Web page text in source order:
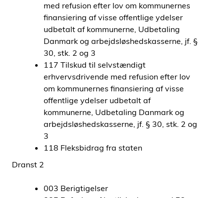
med refusion efter lov om kommunernes
finansiering af visse offentlige ydelser
udbetalt af kommunerne, Udbetaling
Danmark og arbejdsløshedskasserne, jf. §
30, stk. 2 og 3
117 Tilskud til selvstændigt
erhvervsdrivende med refusion efter lov
om kommunernes finansiering af visse
offentlige ydelser udbetalt af
kommunerne, Udbetaling Danmark og
arbejdsløshedskasserne, jf. § 30, stk. 2 og
3
118 Fleksbidrag fra staten
Dranst 2
003 Berigtigelser